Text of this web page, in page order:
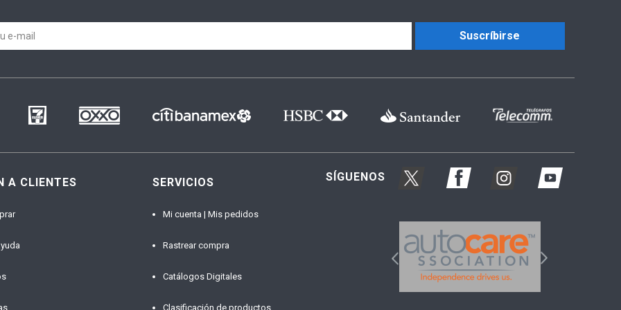
Suscríbirse
A CLIENTES SERVICIOS
Mi cuenta | Mis pedidos
Rastrear compra
Catálogos Digitales
Clasificación de productos
SÍGUENOS